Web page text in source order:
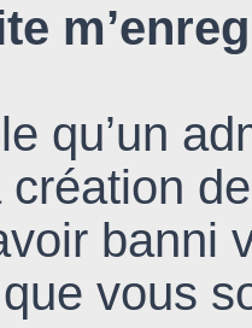
qu’un
banni
vous